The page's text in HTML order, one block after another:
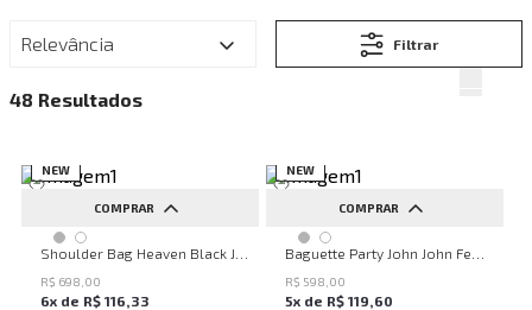
Relevância Filtrar
48
NEW
COMPRAR
UN
R$ 698 00
6x de R$ 116,33
NEW
COMPRAR
UN
R$ 598 00
5x de R$ 119,60